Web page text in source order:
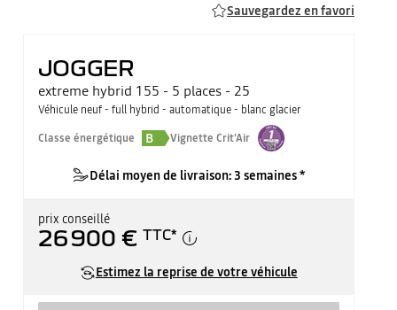
Sauvegardez en favori
JOGGER
extreme hybrid 155 - 5 places - 25
Véhicule neuf - full hybrid - automatique - blanc glacier
Classe énergétique
B Vignette Crit'Air
Délai moyen de livraison: 3 semaines *
prix conseillé
26 900 € TTC*
Estimez la reprise de votre véhicule